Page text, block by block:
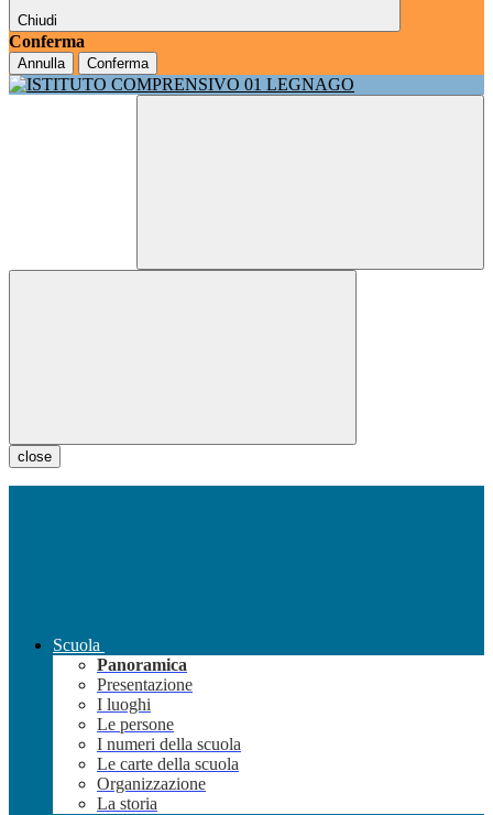
Chiudi
Conferma
Annulla Conferma
close
Scuola
Panoramica
Presentazione
I luoghi
Le persone
I numeri della scuola
Le carte della scuola
Organizzazione
La storia